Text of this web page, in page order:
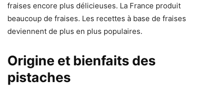
fraises encore plus délicieuses. La France produit
beaucoup de fraises. Les recettes à base de fraises
deviennent de plus en plus populaires.
Origine et bienfaits des
pistaches